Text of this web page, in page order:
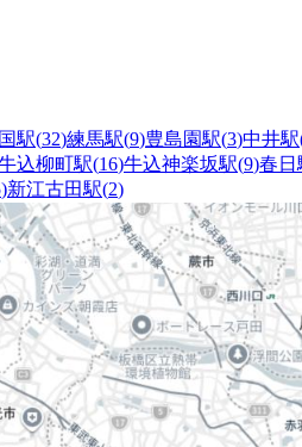
駅(32)練馬駅(9)豊島園駅(3)中井駅
込柳町駅(16)牛込神楽坂駅(9)春日
)新江古田駅(2)